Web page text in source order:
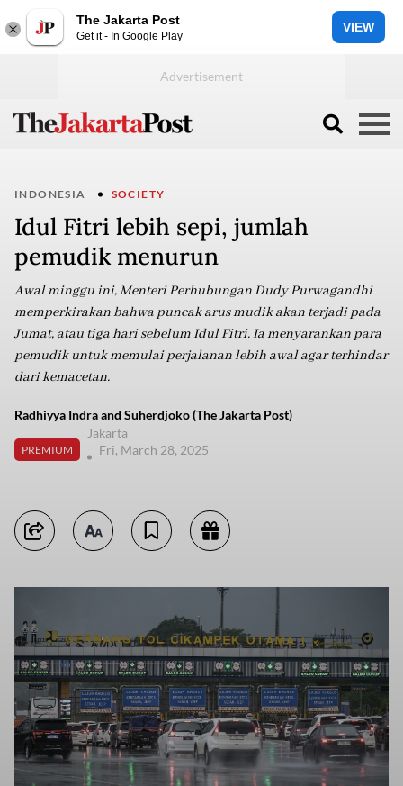
The Jakarta Post
Get it - In Google Play
VIEW
INDONESIA SOCIETY
Idul Fitri lebih sepi, jumlah
pemudik menurun
Awal minggu ini, Menteri Perhubungan Dudy Purwagandhi
memperkirakan bahwa puncak arus mudik akan terjadi pada
Jumat, atau tiga hari sebelum Idul Fitri. Ia menyarankan para
pemudik untuk memulai perjalanan lebih awal agar terhindar
dari kemacetan.
Radhiyya Indra and Suherdjoko (The Jakarta Post)
PREMIUM
Jakarta
Fri, March 28, 2025